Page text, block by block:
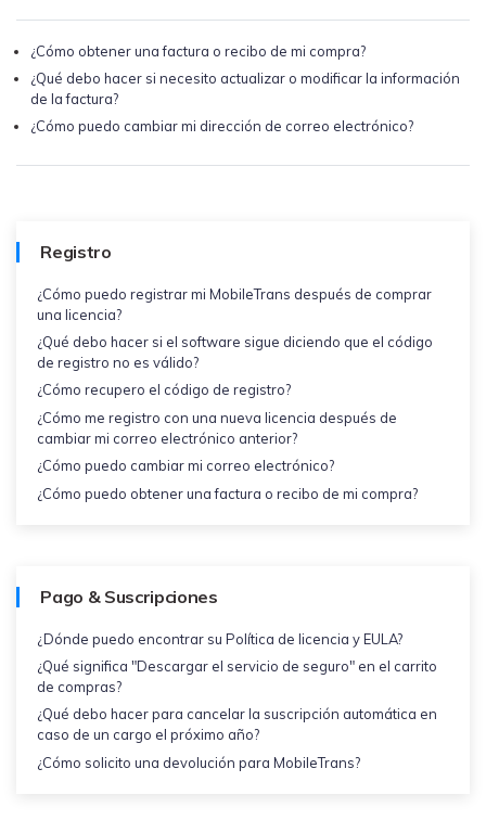
¿Cómo obtener una factura o recibo de mi compra?
¿Qué debo hacer si necesito actualizar o modificar la información
de la factura?
¿Cómo puedo cambiar mi dirección de correo electrónico?
Registro
¿Cómo puedo registrar mi MobileTrans después de comprar
una licencia?
¿Qué debo hacer si el software sigue diciendo que el código
de registro no es válido?
¿Cómo recupero el código de registro?
¿Cómo me registro con una nueva licencia después de
cambiar mi correo electrónico anterior?
¿Cómo puedo cambiar mi correo electrónico?
¿Cómo puedo obtener una factura o recibo de mi compra?
Pago & Suscripciones
¿Dónde puedo encontrar su Política de licencia y EULA?
¿Qué significa "Descargar el servicio de seguro" en el carrito
de compras?
¿Qué debo hacer para cancelar la suscripción automática en
caso de un cargo el próximo año?
¿Cómo solicito una devolución para MobileTrans?